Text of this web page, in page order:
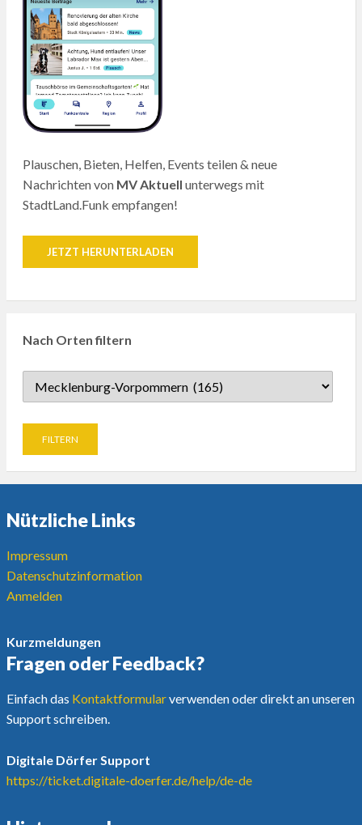
Plauschen, Bieten, Helfen, Events teilen & neue
Nachrichten von MV Aktuell unterwegs mit
StadtLand.Funk empfangen!
JETZT HERUNTERLADEN
Nach Orten filtern
Nützliche Links
Impressum
Datenschutzinformation
Anmelden
Kurzmeldungen
Fragen oder Feedback?
Einfach das Kontaktformularverwenden oder direkt an unseren
Support schreiben.
Digitale Dörfer Support
https://ticket.digitale-doerfer.de/help/de-de